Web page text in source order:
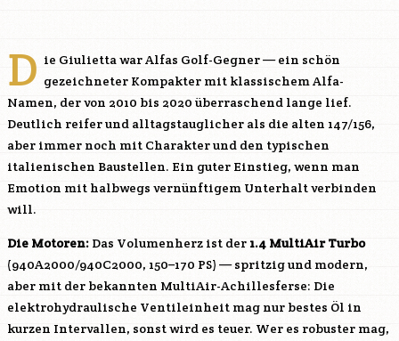
D ie Giulietta war Alfas Golf-Gegner — ein schön
gezeichneter Kompakter mit klassischem Alfa-
Namen, der von 2010 bis 2020 überraschend lange lief.
Deutlich reifer und alltagstauglicher als die alten 147/156,
aber immer noch mit Charakter und den typischen
italienischen Baustellen. Ein guter Einstieg, wenn man
Emotion mit halbwegs vernünftigem Unterhalt verbinden
will.
Die Motoren: Das Volumenherz ist der 1.4 MultiAir Turbo
(940A2000/940C2000, 150–170 PS) — spritzig und modern,
aber mit der bekannten MultiAir-Achillesferse: Die
elektrohydraulische Ventileinheit mag nur bestes Öl in
kurzen Intervallen, sonst wird es teuer. Wer es robuster mag,